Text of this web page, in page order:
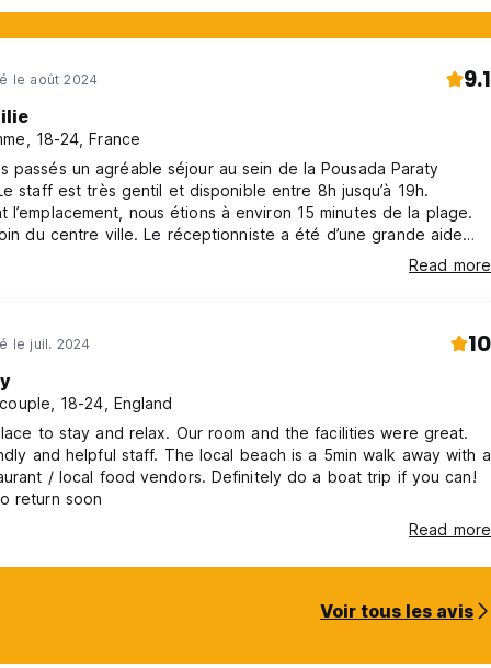
à remous et d'une table de billard.
souhaitez cuisiner.
machine à expresso dans un environnement cosy
dans votre chambre. DEMANDEZ-NOUS SUR LES
mais il y a des frais de 30,00 R$ par jour et par animal.
from original language)
le août 2024 9.1
18-24, France
passés un agréable séjour au sein de la Pousada Paraty
staff est très gentil et disponible entre 8h jusqu’à 19h.
l’emplacement, nous étions à environ 15 minutes de la plage.
du centre ville. Le réceptionniste a été d’une grande aide
indiquer les bus ou chauffeur pour rejoindre notre prochaine
Il y a très peu d’endroits où se restaurer, quelques restaurants
Read more
le juil. 2024 10
18-24, England
to stay and relax. Our room and the facilities were great.
and helpful staff. The local beach is a 5min walk away with a
/ local food vendors. Definitely do a boat trip if you can!
return soon
Read more
Voir tous les avis